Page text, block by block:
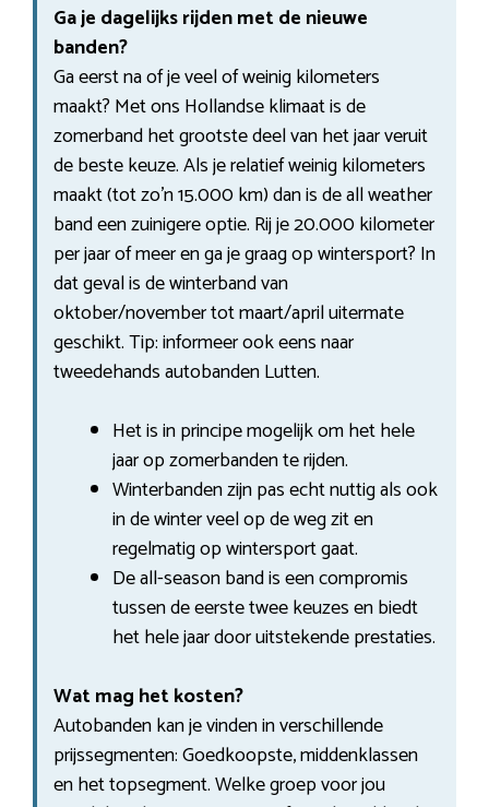
Ga je dagelijks rijden met de nieuwe
banden?
Ga eerst na of je veel of weinig kilometers
maakt? Met ons Hollandse klimaat is de
zomerband het grootste deel van het jaar veruit
de beste keuze. Als je relatief weinig kilometers
maakt (tot zo’n 15.000 km) dan is de all weather
band een zuinigere optie. Rij je 20.000 kilometer
per jaar of meer en ga je graag op wintersport? In
dat geval is de winterband van
oktober/november tot maart/april uitermate
geschikt. Tip: informeer ook eens naar
tweedehands autobanden Lutten.
Het is in principe mogelijk om het hele
jaar op zomerbanden te rijden.
Winterbanden zijn pas echt nuttig als ook
in de winter veel op de weg zit en
regelmatig op wintersport gaat.
De all-season band is een compromis
tussen de eerste twee keuzes en biedt
het hele jaar door uitstekende prestaties.
Wat mag het kosten?
Autobanden kan je vinden in verschillende
prijssegmenten: Goedkoopste, middenklassen
en het topsegment. Welke groep voor jou